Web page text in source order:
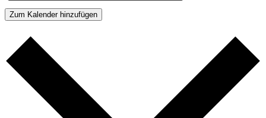
Zum Kalender hinzufügen